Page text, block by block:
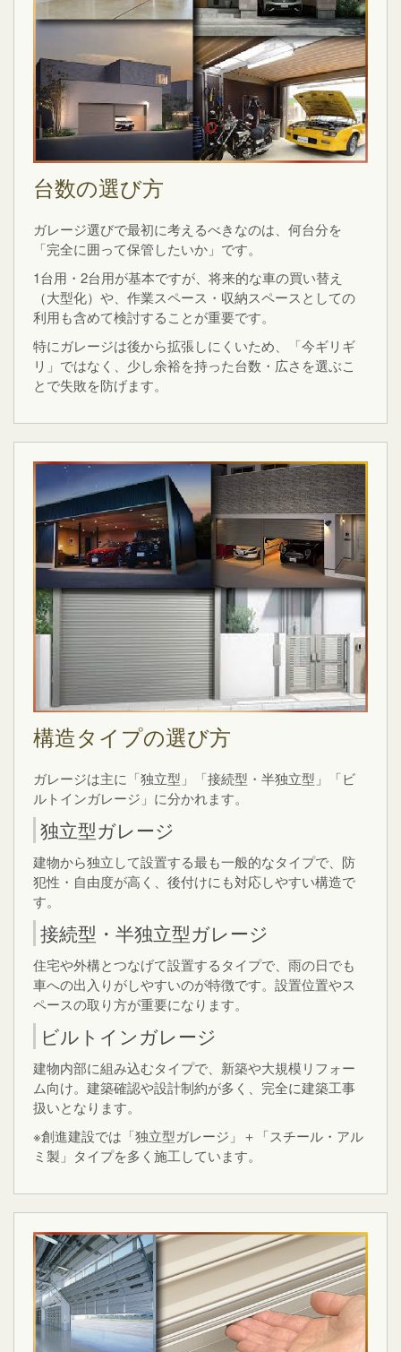
台数の選び方
ガレージ選びで最初に考えるべきなのは、何台分を
「完全に囲って保管したいか」です。
1台用・2台用が基本ですが、将来的な車の買い替え
（大型化）や、作業スペース・収納スペースとしての
利用も含めて検討することが重要です。
特にガレージは後から拡張しにくいため、「今ギリギ
リ」ではなく、少し余裕を持った台数・広さを選ぶこ
とで失敗を防げます。
構造タイプの選び方
ガレージは主に「独立型」「接続型・半独立型」「ビ
ルトインガレージ」に分かれます。
独立型ガレージ
建物から独立して設置する最も一般的なタイプで、防
犯性・自由度が高く、後付けにも対応しやすい構造で
す。
接続型・半独立型ガレージ
住宅や外構とつなげて設置するタイプで、雨の日でも
車への出入りがしやすいのが特徴です。設置位置やス
ペースの取り方が重要になります。
ビルトインガレージ
建物内部に組み込むタイプで、新築や大規模リフォー
ム向け。建築確認や設計制約が多く、完全に建築工事
扱いとなります。
※創進建設では「独立型ガレージ」＋「スチール・アル
ミ製」タイプを多く施工しています。